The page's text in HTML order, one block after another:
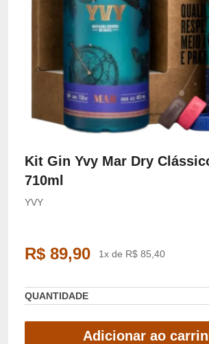
Kit Gin Yvy Mar Dry
710ml
YVY
R$ 89,90 1x de R$ 85,40
QUANTIDADE
Adicionar ao